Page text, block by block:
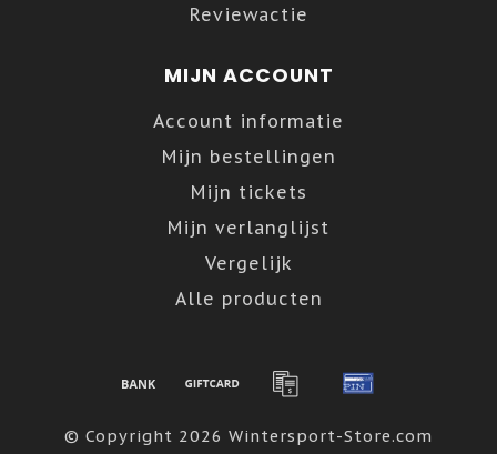
Reviewactie
MIJN ACCOUNT
Account informatie
Mijn bestellingen
Mijn tickets
Mijn verlanglijst
Vergelijk
Alle producten
© Copyright 2026 Wintersport-Store.com